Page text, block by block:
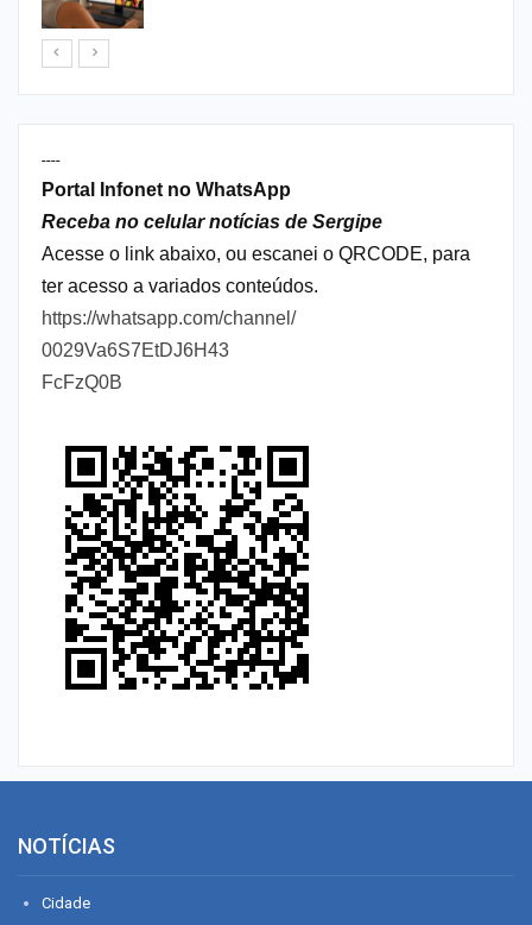
----
Portal Infonet no WhatsApp
Receba no celular notícias de Sergipe
Acesse o link abaixo, ou escanei o QRCODE, para
ter acesso a variados conteúdos.
https://whatsapp.com/channel/
0029Va6S7EtDJ6H43
FcFzQ0B
NOTÍCIAS
Cidade